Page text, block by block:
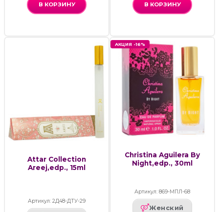
В КОРЗИНУ В КОРЗИНУ
Attar Collection
Areej,edp., 15ml
Артикул: 2Д48-ДТУ-29
АКЦИЯ -16%
Christina Aguilera By
Night,edp., 30ml
Артикул: 869-МПЛ-68
Женский